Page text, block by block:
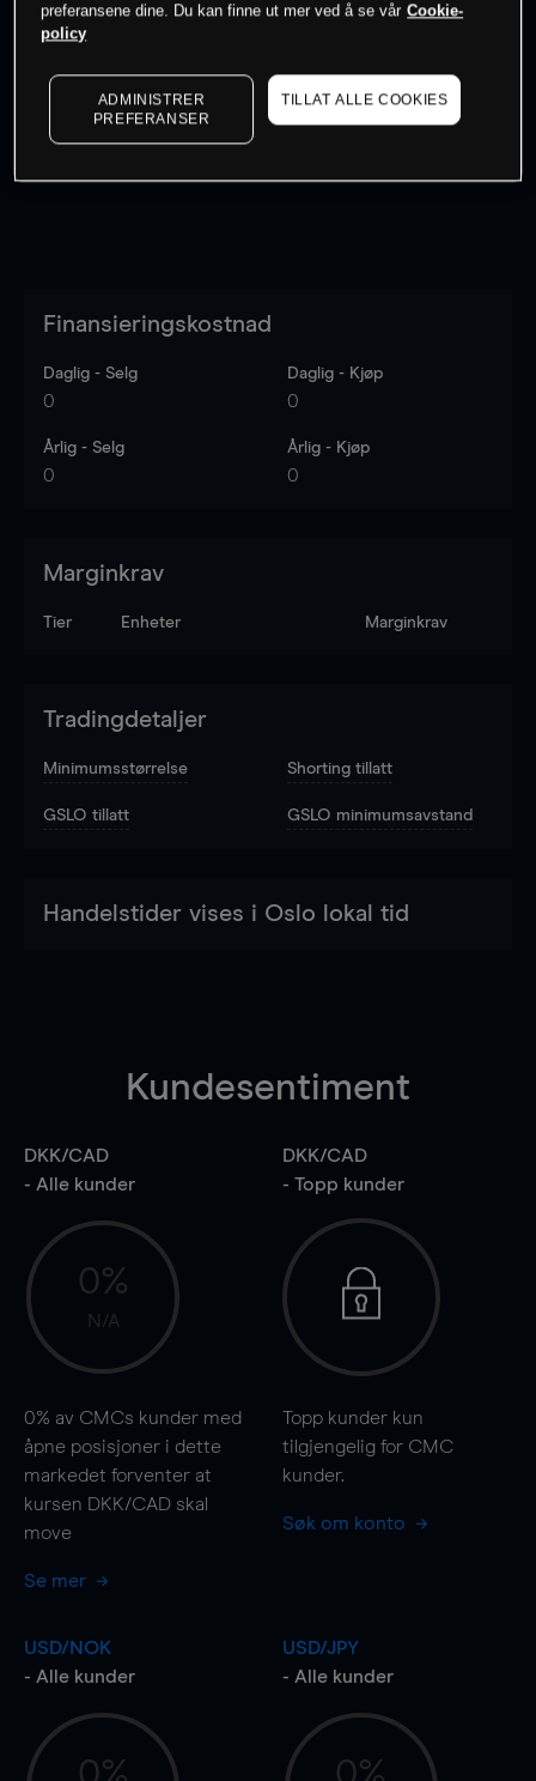
Kursene er veiledende.
Finansieringskostnad
Daglig - Selg
0
Daglig - Kjøp
0
Årlig - Selg
0
Årlig - Kjøp
0
Marginkrav
Tier Enheter Marginkrav
Tradingdetaljer
Minimumsstørrelse Shorting tillatt
GSLO tillatt GSLO minimumsavstand
Handelstider vises i Oslo lokal tid
Kundesentiment
DKK/CAD
- Alle kunder
0%
N/A
0% av CMCs kunder med
åpne posisjoner i dette
markedet forventer at
kursen DKK/CAD skal
move
Se mer
DKK/CAD
- Topp kunder
Topp kunder kun
tilgjengelig for CMC
kunder.
Søk om konto
USD/NOK
- Alle kunder
USD/JPY
- Alle kunder
preferansene dine. Du kan finne ut mer ved å se vår Cookie-
policy
ADMINISTRER
PREFERANSER
TILLAT ALLE COOKIES